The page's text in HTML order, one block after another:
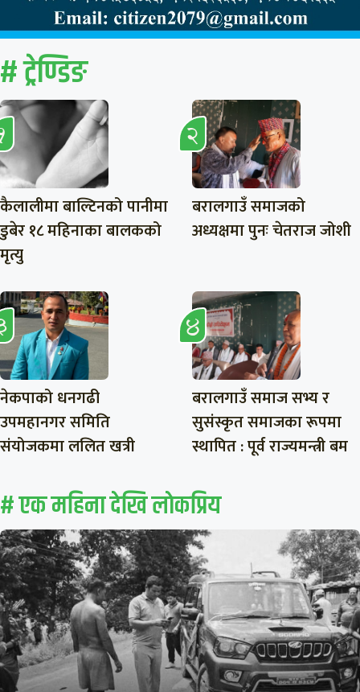
# ट्रेण्डिङ
कैलालीमा बाल्टिनको पानीमा
डुबेर १८ महिनाका बालकको
मृत्यु
बरालगाउँ समाजको
अध्यक्षमा पुनः चेतराज जोशी
नेकपाको धनगढी
उपमहानगर समिति
संयोजकमा ललित खत्री
बरालगाउँ समाज सभ्य र
सुसंस्कृत समाजका रूपमा
स्थापित : पूर्व राज्यमन्त्री बम
# एक महिना देखि लाेकप्रिय